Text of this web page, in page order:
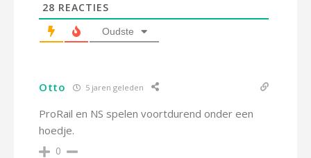
28 REACTIES
Oudste
Otto 5 jaren geleden
ProRail en NS spelen voortdurend onder een
hoedje.
0